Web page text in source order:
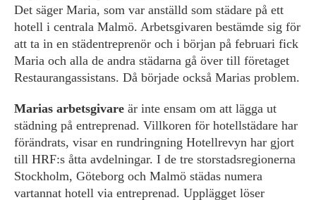
Det säger Maria, som var anställd som städare på ett
hotell i centrala Malmö. ­Arbetsgivaren ­bestämde sig för
att ta in en städentreprenör och i början på februari fick
Maria och alla de andra städarna gå över till företaget
Restaurang­assistans. Då började också ­Marias problem.
Marias arbetsgivare är inte ensam om att lägga ut
städning på entreprenad. Villkoren för hotellstädare har
förändrats, visar en rund­ringning Hotellrevyn har gjort
till HRF:s åtta avdelningar. I de tre storstadsregionerna
Stockholm, Göteborg och Malmö städas numera
vartannat hotell via entreprenad. Upplägget löser